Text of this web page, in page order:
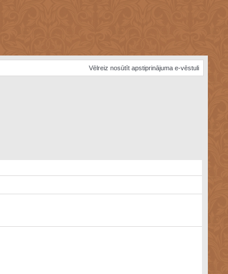
Vēlreiz nosūtīt apstiprinājuma e-vēstuli